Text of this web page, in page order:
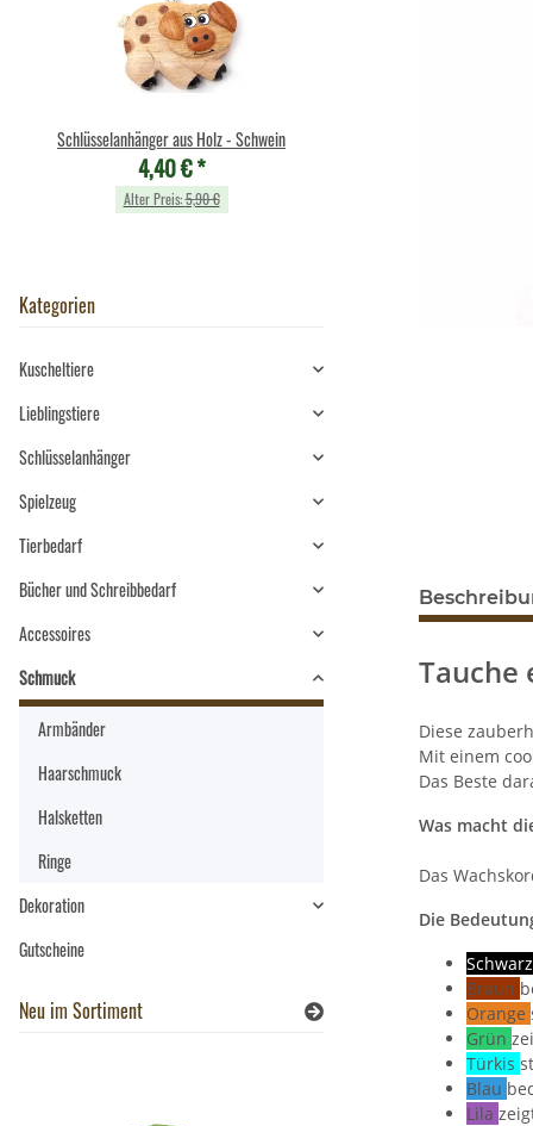
Tauche
Diese
Mit einem
Das Beste
Was macht
Das
Die
Schwarz
Braun
Orange
Grün
Türkis
Blau
Lila
Schlüsselanhänger aus Holz - Schwein
4,40 €*
Alter Preis:5,90 €
Kategorien
Kuscheltiere
Lieblingstiere
Schlüsselanhänger
Spielzeug
Tierbedarf
Bücher und Schreibbedarf
Accessoires
Schmuck
Armbänder
Haarschmuck
Halsketten
Ringe
Dekoration
Gutscheine
Neu im Sortiment